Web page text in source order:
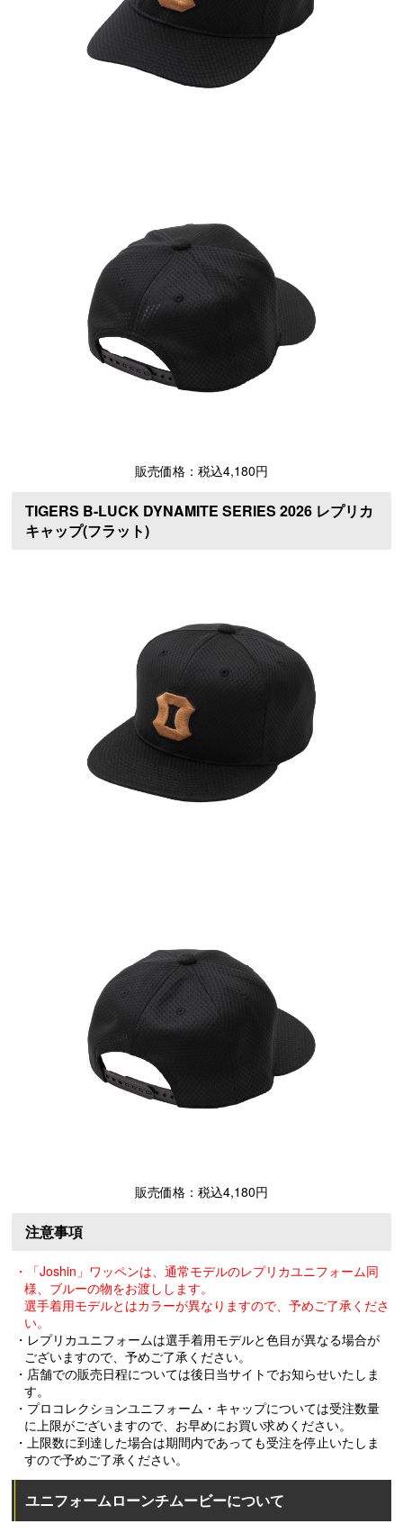
販売価格：税込4,180円
TIGERS B-LUCK DYNAMITE SERIES 2026 レプリカ
キャップ(フラット)
販売価格：税込4,180円
注意事項
・「Joshin」ワッペンは、通常モデルのレプリカユニフォーム同
様、ブルーの物をお渡しします。
選手着用モデルとはカラーが異なりますので、予めご了承くださ
い。
・レプリカユニフォームは選手着用モデルと色目が異なる場合が
ございますので、予めご了承ください。
・店舗での販売日程については後日当サイトでお知らせいたしま
す。
・プロコレクションユニフォーム・キャップについては受注数量
に上限がございますので、お早めにお買い求めください。
・上限数に到達した場合は期間内であっても受注を停止いたしま
すので予めご了承ください。
ユニフォームローンチムービーについて